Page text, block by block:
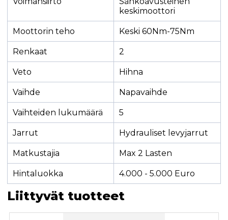
keskimoottori
Moottorin teho Keski 60Nm-75Nm
Renkaat 2
Veto Hihna
Vaihde Napavaihde
Vaihteiden lukumäärä 5
Jarrut Hydrauliset levyjarrut
Matkustajia Max 2 Lasten
Hintaluokka 4.000 - 5.000 Euro
Liittyvät tuotteet